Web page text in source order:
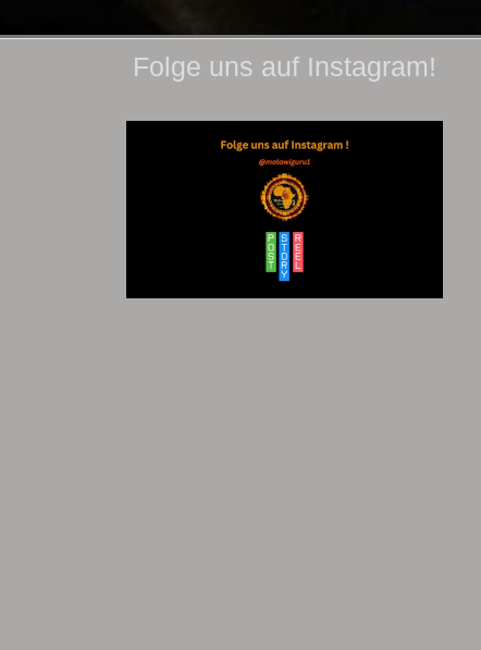
Folge uns auf Instagram!